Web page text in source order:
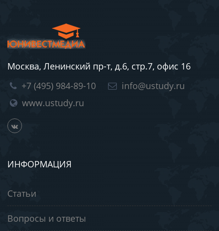
Москва, Ленинский пр-т, д.6, стр.7, офис 16
+7 (495) 984-89-10
info@ustudy.ru
www.ustudy.ru
ИНФОРМАЦИЯ
Статьи
Вопросы и ответы